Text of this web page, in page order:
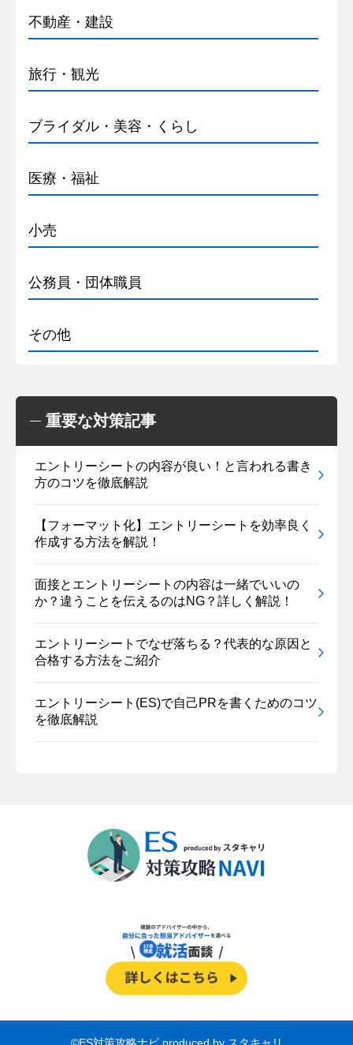
不動産・建設
旅行・観光
ブライダル・美容・くらし
医療・福祉
小売
公務員・団体職員
その他
重要な対策記事
エントリーシートの内容が良い！と言われる書き
方のコツを徹底解説
【フォーマット化】エントリーシートを効率良く
作成する方法を解説！
面接とエントリーシートの内容は一緒でいいの
か？違うことを伝えるのはNG？詳しく解説！
エントリーシートでなぜ落ちる？代表的な原因と
合格する方法をご紹介
エントリーシート(ES)で自己PRを書くためのコツ
を徹底解説